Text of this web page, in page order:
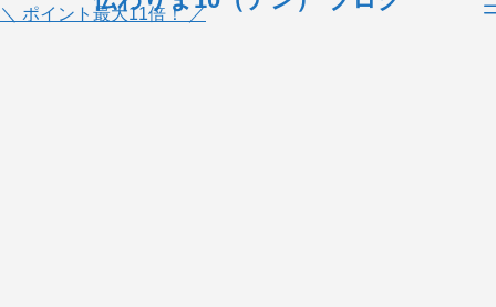
＼ ポイント最大11倍！ ／